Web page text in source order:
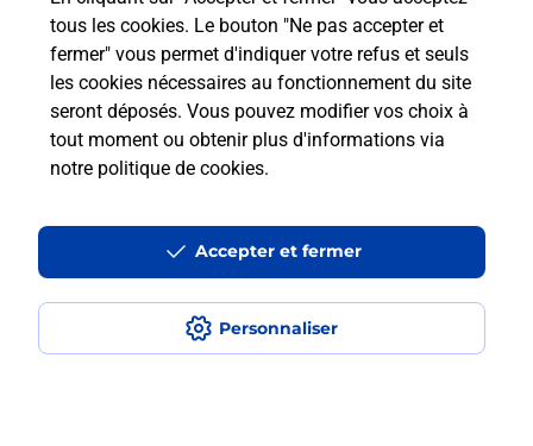
tous les cookies. Le bouton "Ne pas accepter et
fermer" vous permet d'indiquer votre refus et seuls
les cookies nécessaires au fonctionnement du site
seront déposés. Vous pouvez modifier vos choix à
tout moment ou obtenir plus d'informations via
notre politique de cookies.
Personnaliser
Accepter et fermer
Localiser Liste Aude LA PALME
Accessibilité : partiellement conforme
Conditions contractuelles
Mentions légales